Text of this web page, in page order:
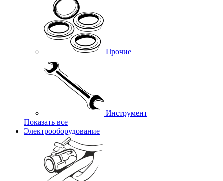
Прочие
Инструмент
Показать все
Электрооборудование